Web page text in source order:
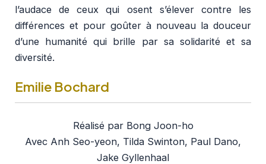
l’audace de ceux qui osent s’élever contre les
différences et pour goûter à nouveau la douceur
d’une humanité qui brille par sa solidarité et sa
diversité.
Emilie Bochard
Réalisé par Bong Joon-ho
Avec Anh Seo-yeon, Tilda Swinton, Paul Dano,
Jake Gyllenhaal